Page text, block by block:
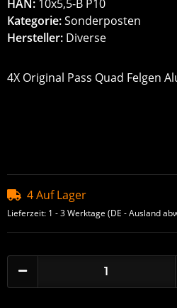
HAN: 10x5,5-B P10
Kategorie:Sonderposten
Hersteller: Diverse
4X Original Pass Quad Felgen
4 Auf Lager
Lieferzeit: 1 - 3 Werktage (DE - Ausland